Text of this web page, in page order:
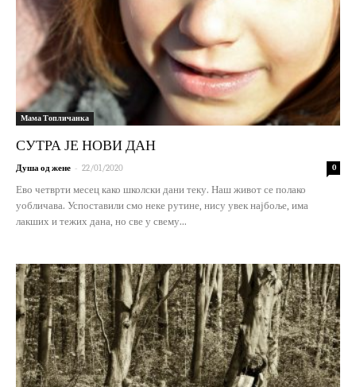
Мама Топличанка
СУТРА ЈЕ НОВИ ДАН
Душа од жене - 22/01/2020 0
Ево четврти месец како школски дани теку. Наш живот се полако
уобличава. Успоставили смо неке рутине, нису увек најбоље, има
лакших и тежих дана, но све у свему...